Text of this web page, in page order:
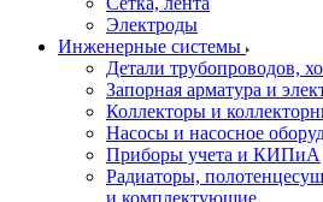
Электроды
Инженерные системы
Детали трубопроводов,
Запорная арматура и
Коллекторы и
Насосы и насосное
Приборы учета и КИПиА
Радиаторы,
и комплектующие